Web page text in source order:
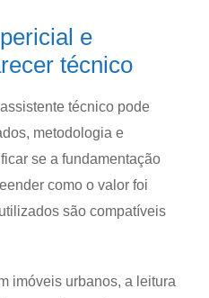
e
técnico
técnico pode
metodologia e
se a fundamentação
como o valor foi
são compatíveis
imóveis urbanos, a leitura